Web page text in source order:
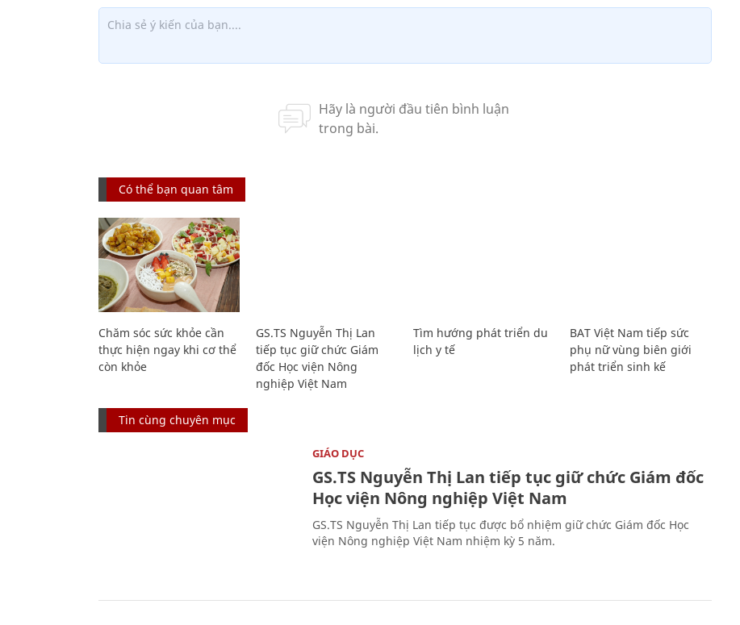
Có thể bạn quan tâm
Chăm sóc sức khỏe cần
thực hiện ngay khi cơ thể
còn khỏe
GS.TS Nguyễn Thị Lan
tiếp tục giữ chức Giám
đốc Học viện Nông
nghiệp Việt Nam
Tìm hướng phát triển du
lịch y tế
BAT Việt Nam tiếp sức
phụ nữ vùng biên giới
phát triển sinh kế
Tin cùng chuyên mục
GIÁO DỤC
GS.TS Nguyễn Thị Lan tiếp tục giữ chức Giám đốc
Học viện Nông nghiệp Việt Nam
GS.TS Nguyễn Thị Lan tiếp tục được bổ nhiệm giữ chức Giám đốc Học
viện Nông nghiệp Việt Nam nhiệm kỳ 5 năm.